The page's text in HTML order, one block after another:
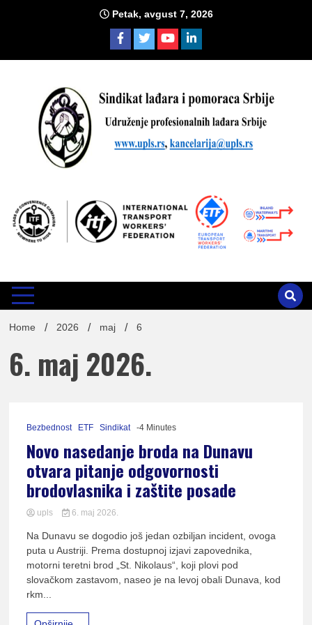
Petak, avgust 7, 2026
lađara i pomoraca Srbije
Home 2026 maj 6
6. maj 2026.
Bezbednost ETF Sindikat -4 Minutes
Novo nasedanje broda na Dunavu
otvara pitanje odgovornosti
brodovlasnika i zaštite posade
upls
6. maj 2026.
Comment
on
Novo
nasedanje
Na Dunavu se dogodio još jedan ozbiljan incident, ovoga
puta u Austriji. Prema dostupnoj izjavi zapovednika,
motorni teretni brod „St. Nikolaus“, koji plovi pod
slovačkom zastavom, naseo je na levoj obali Dunava, kod
rkm...